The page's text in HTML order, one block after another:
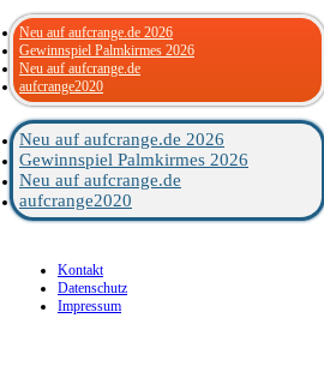
Neu auf aufcrange.de 2026
Gewinnspiel Palmkirmes 2026
Neu auf aufcrange.de
aufcrange2020
Neu auf aufcrange.de 2026
Gewinnspiel Palmkirmes 2026
Neu auf aufcrange.de
aufcrange2020
Kontakt
Datenschutz
Impressum